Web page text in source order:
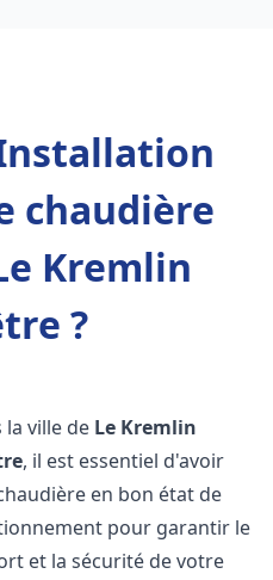
chaudière
Kremlin
?
la ville de Le Kremlin
, il est essentiel d'avoir
en bon état de
pour garantir le
et la sécurité de votre